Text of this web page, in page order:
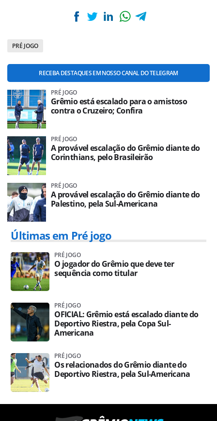
PRÉ JOGO
RECEBA DESTAQUES EM NOSSO CANAL DO TELEGRAM
PRÉ JOGO
Grêmio está escalado para o amistoso
contra o Cruzeiro; Confira
PRÉ JOGO
A provável escalação do Grêmio diante do
Corinthians, pelo Brasileirão
PRÉ JOGO
A provável escalação do Grêmio diante do
Palestino, pela Sul-Americana
Últimas em Pré jogo
PRÉ JOGO
O jogador do Grêmio que deve ter
sequência como titular
PRÉ JOGO
OFICIAL: Grêmio está escalado diante do
Deportivo Riestra, pela Copa Sul-
Americana
PRÉ JOGO
Os relacionados do Grêmio diante do
Deportivo Riestra, pela Sul-Americana